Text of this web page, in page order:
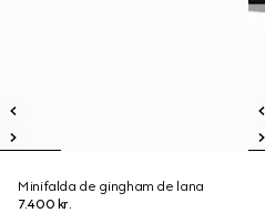
Minifalda de gingham de lana
7.400 kr.